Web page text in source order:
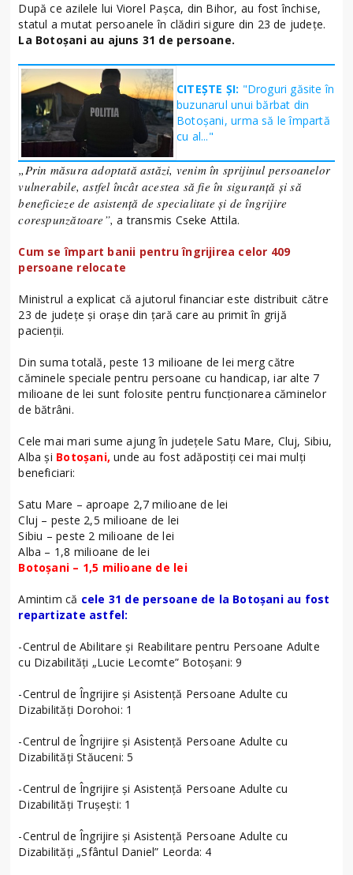
După ce azilele lui Viorel Pașca, din Bihor, au fost închise,
statul a mutat persoanele în clădiri sigure din 23 de județe.
La Botoșani au ajuns 31 de persoane.
CITEȘTE ȘI: "Droguri găsite în
buzunarul unui bărbat din
Botoșani, urma să le împartă
cu al..."
„Prin măsura adoptată astăzi, venim în sprijinul persoanelor
vulnerabile, astfel încât acestea să fie în siguranță și să
beneficieze de asistență de specialitate și de îngrijire
corespunzătoare”, a transmis Cseke Attila.
Cum se împart banii pentru îngrijirea celor 409
persoane relocate
Ministrul a explicat că ajutorul financiar este distribuit către
23 de județe și orașe din țară care au primit în grijă
pacienții.
Din suma totală, peste 13 milioane de lei merg către
căminele speciale pentru persoane cu handicap, iar alte 7
milioane de lei sunt folosite pentru funcționarea căminelor
de bătrâni.
Cele mai mari sume ajung în județele Satu Mare, Cluj, Sibiu,
Alba și Botoșani, unde au fost adăpostiți cei mai mulți
beneficiari:
Satu Mare – aproape 2,7 milioane de lei
Cluj – peste 2,5 milioane de lei
Sibiu – peste 2 milioane de lei
Alba – 1,8 milioane de lei
Botoșani – 1,5 milioane de lei
Amintim că cele 31 de persoane de la Botoșani au fost
repartizate astfel:
-Centrul de Abilitare și Reabilitare pentru Persoane Adulte
cu Dizabilități „Lucie Lecomte” Botoșani: 9
-Centrul de Îngrijire și Asistență Persoane Adulte cu
Dizabilități Dorohoi: 1
-Centrul de Îngrijire și Asistență Persoane Adulte cu
Dizabilități Stăuceni: 5
-Centrul de Îngrijire și Asistență Persoane Adulte cu
Dizabilități Trușești: 1
-Centrul de Îngrijire și Asistență Persoane Adulte cu
Dizabilități „Sfântul Daniel” Leorda: 4